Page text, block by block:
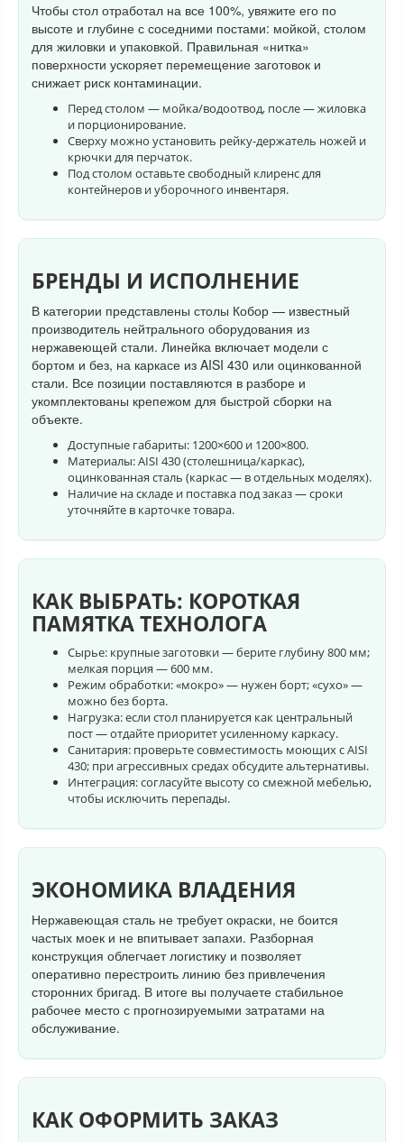
Чтобы стол отработал на все 100%, увяжите его по
высоте и глубине с соседними постами: мойкой, столом
для жиловки и упаковкой. Правильная «нитка»
поверхности ускоряет перемещение заготовок и
снижает риск контаминации.
Перед столом — мойка/водоотвод, после — жиловка
и порционирование.
Сверху можно установить рейку-держатель ножей и
крючки для перчаток.
Под столом оставьте свободный клиренс для
контейнеров и уборочного инвентаря.
БРЕНДЫ И ИСПОЛНЕНИЕ
В категории представлены столы Кобор — известный
производитель нейтрального оборудования из
нержавеющей стали. Линейка включает модели с
бортом и без, на каркасе из AISI 430 или оцинкованной
стали. Все позиции поставляются в разборе и
укомплектованы крепежом для быстрой сборки на
объекте.
Доступные габариты: 1200×600 и 1200×800.
Материалы: AISI 430 (столешница/каркас),
оцинкованная сталь (каркас — в отдельных моделях).
Наличие на складе и поставка под заказ — сроки
уточняйте в карточке товара.
КАК ВЫБРАТЬ: КОРОТКАЯ
ПАМЯТКА ТЕХНОЛОГА
Сырье: крупные заготовки — берите глубину 800 мм;
мелкая порция — 600 мм.
Режим обработки: «мокро» — нужен борт; «сухо» —
можно без борта.
Нагрузка: если стол планируется как центральный
пост — отдайте приоритет усиленному каркасу.
Санитария: проверьте совместимость моющих с AISI
430; при агрессивных средах обсудите альтернативы.
Интеграция: согласуйте высоту со смежной мебелью,
чтобы исключить перепады.
ЭКОНОМИКА ВЛАДЕНИЯ
Нержавеющая сталь не требует окраски, не боится
частых моек и не впитывает запахи. Разборная
конструкция облегчает логистику и позволяет
оперативно перестроить линию без привлечения
сторонних бригад. В итоге вы получаете стабильное
рабочее место с прогнозируемыми затратами на
обслуживание.
КАК ОФОРМИТЬ ЗАКАЗ